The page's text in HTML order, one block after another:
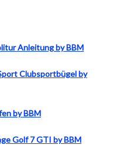
Anleitung by BBM
Clubsportbügel by
by BBM
Golf 7 GTI by BBM